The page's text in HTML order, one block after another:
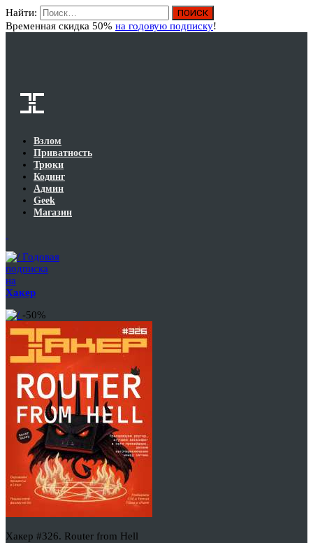
Найти:
Временная скидка 50% на годовую подписку!
Взлом
Приватность
Трюки
Кодинг
Админ
Geek
Магазин
Годовая
подписка
на
Хакер
-50%
Хакер #326. Router from Hell